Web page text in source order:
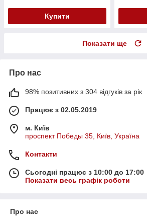
Купити
Показати ще
Про нас
98% позитивних з 304 відгуків за рік
Працює з 02.05.2019
м. Київ
проспект Победы 35, Київ, Україна
Контакти
Сьогодні працює з 10:00 до 17:00
Показати весь графік роботи
Про нас